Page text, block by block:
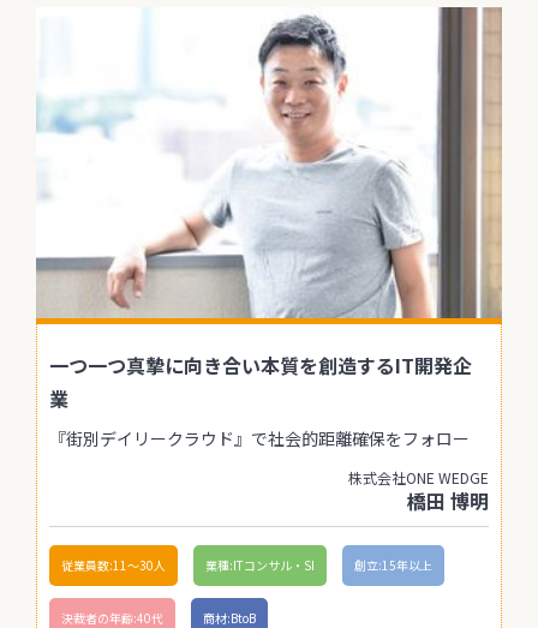
一つ一つ真摯に向き合い本質を創造するIT開発企
業
『街別デイリークラウド』で社会的距離確保をフォロー
株式会社ONE WEDGE
橋田 博明
従業員数:11〜30人 業種:ITコンサル・SI 創立:15年以上
決裁者の年齢:40代 商材:BtoB